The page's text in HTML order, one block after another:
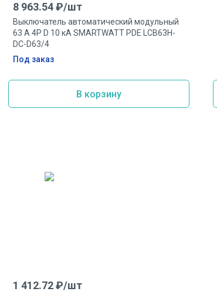
8 963.54₽/шт
Выключатель автоматический модульный
63 А 4P D 10 кА SMARTWATT PDE LCB63H-
DC-D63/4
Под заказ
В корзину
1 412.72₽/шт